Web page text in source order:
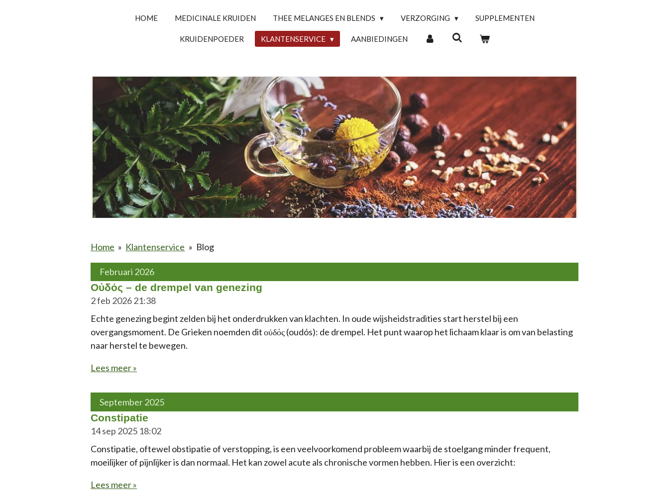
HOME MEDICINALE KRUIDEN THEE MELANGES EN BLENDS VERZORGING SUPPLEMENTEN
KRUIDENPOEDER KLANTENSERVICE AANBIEDINGEN
Home » Klantenservice » Blog
Februari 2026
Οὐδός – de drempel van genezing
2 feb 202621:38
Echte genezing begint zelden bij het onderdrukken van klachten. In oude wijsheidstradities start herstel bij een
overgangsmoment. De Grieken noemden dit οὐδός (oudós): de drempel. Het punt waarop het lichaam klaar is om van belasting
naar herstel te bewegen.
Lees meer »
September 2025
Constipatie
14 sep 2025 18:02
Constipatie, oftewel obstipatie of verstopping, is een veelvoorkomend probleem waarbij de stoelgang minder frequent,
moeilijker of pijnlijker is dan normaal. Het kan zowel acute als chronische vormen hebben. Hier is een overzicht:
Lees meer »